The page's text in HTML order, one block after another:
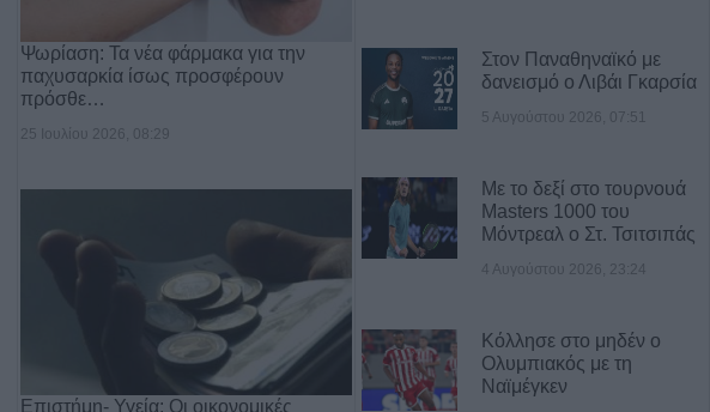
Ψωρίαση: Τα νέα φάρμακα για την
παχυσαρκία ίσως προσφέρουν
πρόσθε…
25 Ιουλίου 2026, 08:29
Επιστήμη- Υγεία: Οι οικονομικές
Στον Παναθηναϊκό με
δανεισμό ο Λιβάι Γκαρσία
5 Αυγούστου 2026, 07:51
Με το δεξί στο τουρνουά
Masters 1000 του
Μόντρεαλ ο Στ. Τσιτσιπάς
4 Αυγούστου 2026, 23:24
Κόλλησε στο μηδέν ο
Ολυμπιακός με τη
Ναϊμέγκεν